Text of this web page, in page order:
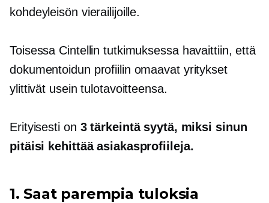
kohdeyleisön vierailijoille.
Toisessa Cintellin tutkimuksessa havaittiin, että
dokumentoidun profiilin omaavat yritykset
ylittivät usein tulotavoitteensa.
Erityisesti on 3 tärkeintä syytä, miksi sinun
pitäisi kehittää asiakasprofiileja.
1. Saat parempia tuloksia